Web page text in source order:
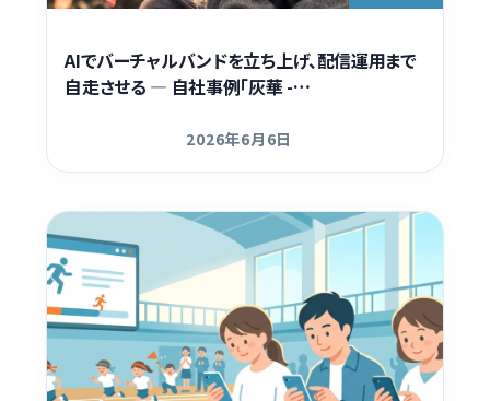
AIでバーチャルバンドを立ち上げ、配信運用まで
自走させる ― 自社事例「灰華 -…
更新日
2026年6月6日